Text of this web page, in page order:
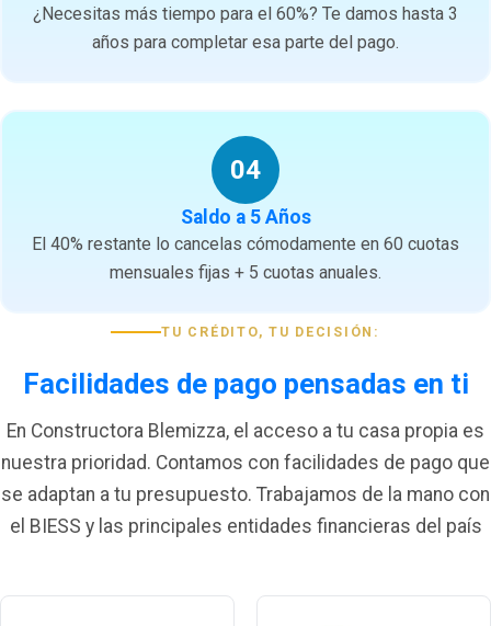
¿Necesitas más tiempo para el 60%? Te damos hasta 3
años para completar esa parte del pago.
04
Saldo a 5 Años
El 40% restante lo cancelas cómodamente en 60 cuotas
mensuales fijas + 5 cuotas anuales.
TU CRÉDITO, TU DECISIÓN:
Facilidades de pago pensadas en ti
En Constructora Blemizza, el acceso a tu casa propia es
nuestra prioridad. Contamos con facilidades de pago que
se adaptan a tu presupuesto. Trabajamos de la mano con
el BIESS y las principales entidades financieras del país